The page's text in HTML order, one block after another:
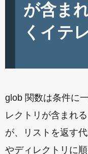
が含ま
くイテ
glob 関数は条件に
レクトリが含まれ
が、リストを返す
やディレクトリに